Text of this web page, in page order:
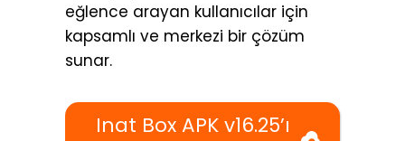
eğlence arayan kullanıcılar için
kapsamlı ve merkezi bir çözüm
sunar.
Inat Box APK v16.25’ı